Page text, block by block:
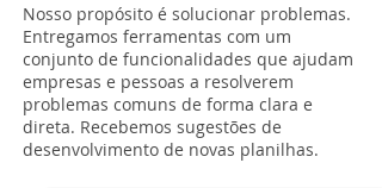
Nosso propósito é solucionar problemas.
Entregamos ferramentas com um
conjunto de funcionalidades que ajudam
empresas e pessoas a resolverem
problemas comuns de forma clara e
direta. Recebemos sugestões de
desenvolvimento de novas planilhas.